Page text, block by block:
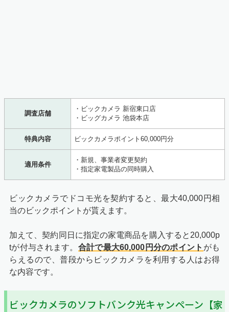
調査店舗
・ビックカメラ 新宿東口店
・ビッグカメラ 池袋本店
特典内容 ビックカメラポイント60,000円分
適用条件
・新規、事業者変更契約
・指定家電製品の同時購入
ビックカメラでドコモ光を契約すると、最大40,000円相
当のビックポイントが貰えます。
加えて、契約同日に指定の家電商品を購入すると20,000p
tが付与されます。 合計で最大60,000円分のポイント がも
らえるので、普段からビックカメラを利用する人はお得
な内容です。
ビックカメラのソフトバンク光キャンペーン【家